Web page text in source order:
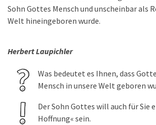
Sohn Gottes Mensch und unscheinbar als
Welt hineingeboren wurde.
Herbert Laupichler
Was bedeutet es Ihnen, dass
Mensch in unsere Welt geboren
Der Sohn Gottes will auch für Sie
Hoffnung« sein.